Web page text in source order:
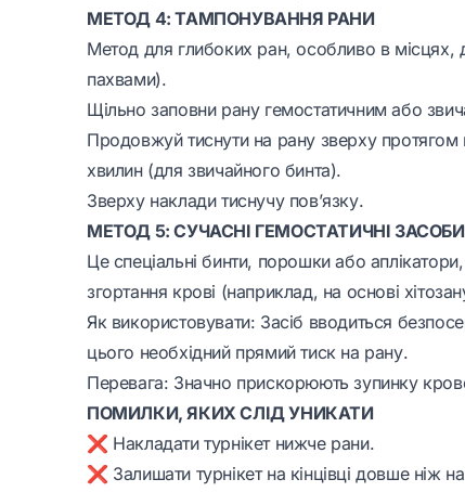
МЕТОД 4: ТАМПОНУВАННЯ РАНИ
Метод для глибоких ран, особливо в місцях,
пахвами).
Щільно заповни рану гемостатичним або
Продовжуй тиснути на рану зверху
хвилин (для звичайного бинта).
Зверху наклади тиснучу пов’язку.
МЕТОД 5: СУЧАСНІ ГЕМОСТАТИЧНІ ЗАСОБИ
Це спеціальні бинти, порошки або
згортання крові (наприклад, на основі
Як використовувати: Засіб вводиться
цього необхідний прямий тиск на рану.
Перевага: Значно прискорюють зупинку
ПОМИЛКИ, ЯКИХ СЛІД УНИКАТИ
❌ Накладати турнікет нижче рани.
❌ Залишати турнікет на кінцівці довше ніж